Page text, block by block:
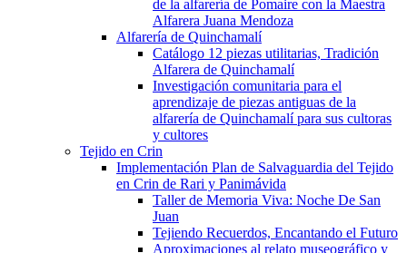
de la alfarería de Pomaire con la Maestra
Alfarera Juana Mendoza
Alfarería de Quinchamalí
Catálogo 12 piezas utilitarias, Tradición
Alfarera de Quinchamalí
Investigación comunitaria para el
aprendizaje de piezas antiguas de la
alfarería de Quinchamalí para sus cultoras
y cultores
Tejido en Crin
Implementación Plan de Salvaguardia del Tejido
en Crin de Rari y Panimávida
Taller de Memoria Viva: Noche De San
Juan
Tejiendo Recuerdos, Encantando el Futuro
Aproximaciones al relato museográfico y